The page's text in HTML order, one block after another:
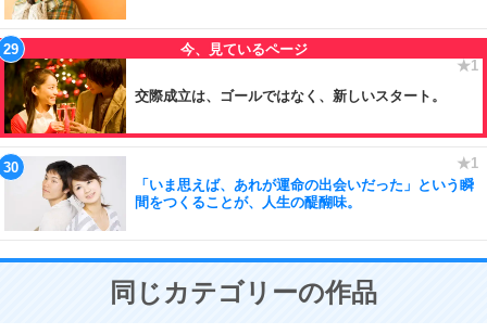
交際成立は、ゴールではなく、新しいスタート。
「いま思えば、あれが運命の出会いだった」という瞬
間をつくることが、人生の醍醐味。
同じカテゴリーの作品